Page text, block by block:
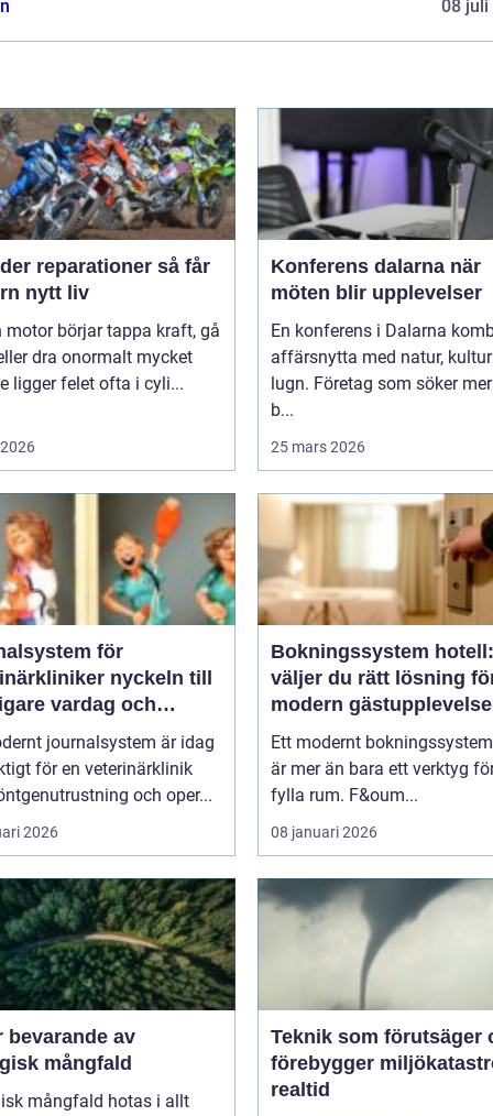
08 juli
reparationer så får
nytt liv
motor börjar tappa kraft, gå
dra onormalt mycket
ligger felet ofta i cyli...
Konferens dalarna när
möten blir upplevelser
En konferens i Dalarna
affärsnytta med natur,
lugn. Företag som söker
b...
25 mars 2026
för
nyckeln till
vardag och
vård
journalsystem är idag
för en veterinärklinik
och oper...
2026
Bokningssystem
väljer du rätt lösning
modern gästupplevelse
Ett modernt
är mer än bara ett verktyg
fylla rum. F&oum...
08 januari 2026
bevarande av
mångfald
mångfald hotas i allt
Teknik som förutsäger
förebygger
realtid